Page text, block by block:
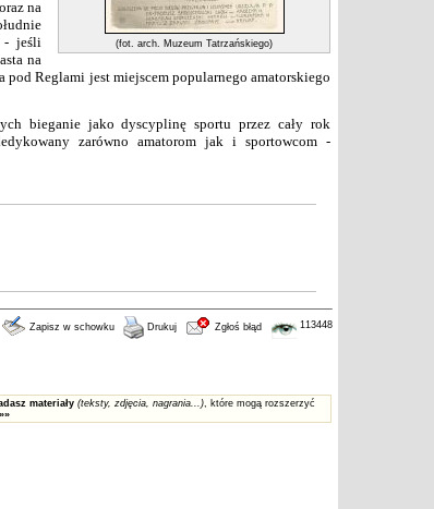
(fot. arch. Muzeum Tatrzańskiego)
na
- jeśli
na
Reglami jest miejscem popularnego amatorskiego
bieganie jako dyscyplinę sportu przez cały rok
zarówno amatorom jak i sportowcom -
Zapisz w schowku Drukuj Zgłoś błąd 113448
materiały (teksty, zdjęcia, nagrania...), które mogą rozszerzyć